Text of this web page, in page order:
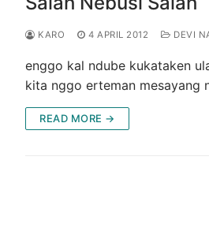
KARO 4 APRIL 2012 DEVI
enggo kal ndube kukataken
kita nggo erteman mesayang
READ MORE →